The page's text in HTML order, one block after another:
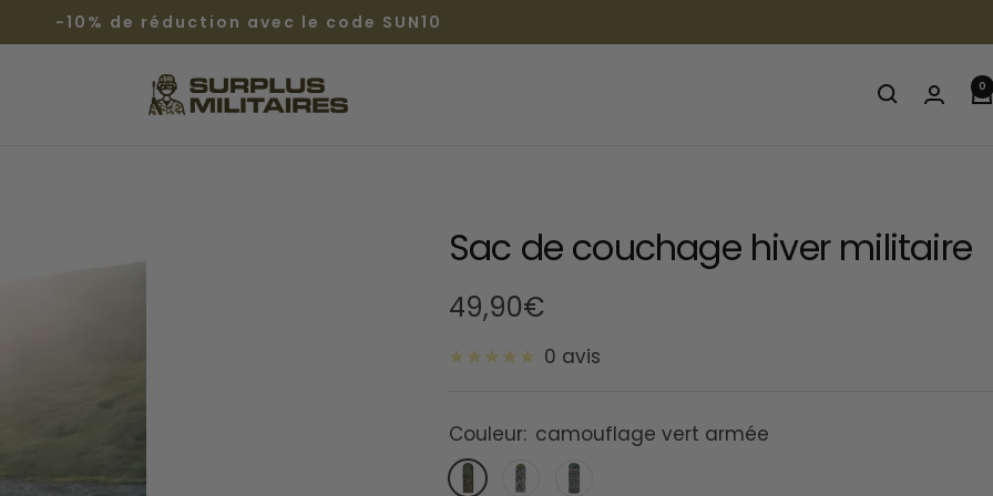
-10% de réduction avec le code SUN10
Surplus
Militaires®
0
Sac de couchage hiver militaire
Prix
de
49,90€
0 avis
Couleur: camouflage vert armée
camouflage
CamouflageCamouflage